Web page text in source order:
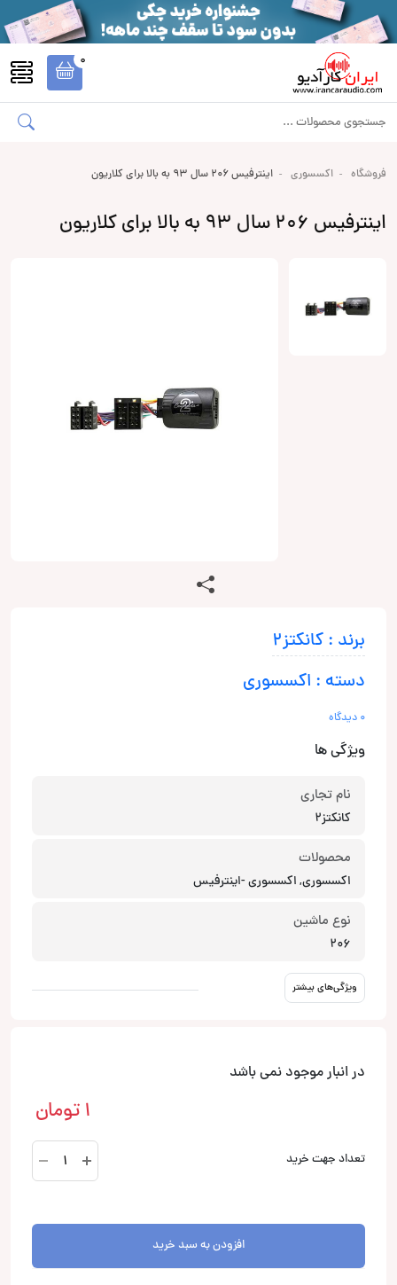
0
فروشگاه اکسسوری اینترفیس 206 سال 93 به بالا برای کلاریون
اینترفیس 206 سال 93 به بالا برای کلاریون
برند : کانکتز2
دسته : اکسسوری
0 دیدگاه
ویژگی ها
نام تجاری
کانکتز2
محصولات
اکسسوری, اکسسوری -اینترفیس
نوع ماشین
206
ویژگی‌های بیشتر
در انبار موجود نمی باشد
1 تومان
تعداد جهت خرید
اینترفیس
206
افزودن به سبد خرید